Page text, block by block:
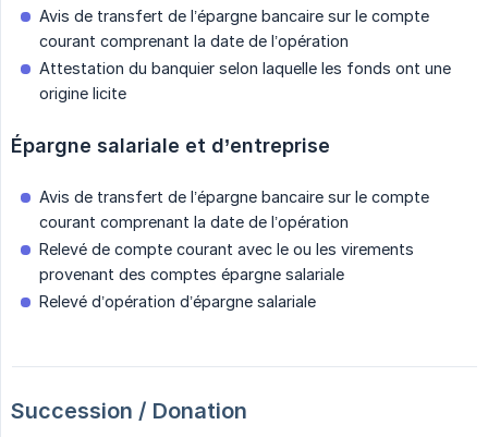
Avis de transfert de l’épargne bancaire sur le compte
courant comprenant la date de l’opération
Attestation du banquier selon laquelle les fonds ont une
origine licite
Épargne salariale et d’entreprise
Avis de transfert de l’épargne bancaire sur le compte
courant comprenant la date de l’opération
Relevé de compte courant avec le ou les virements
provenant des comptes épargne salariale
Relevé d’opération d’épargne salariale
Succession / Donation